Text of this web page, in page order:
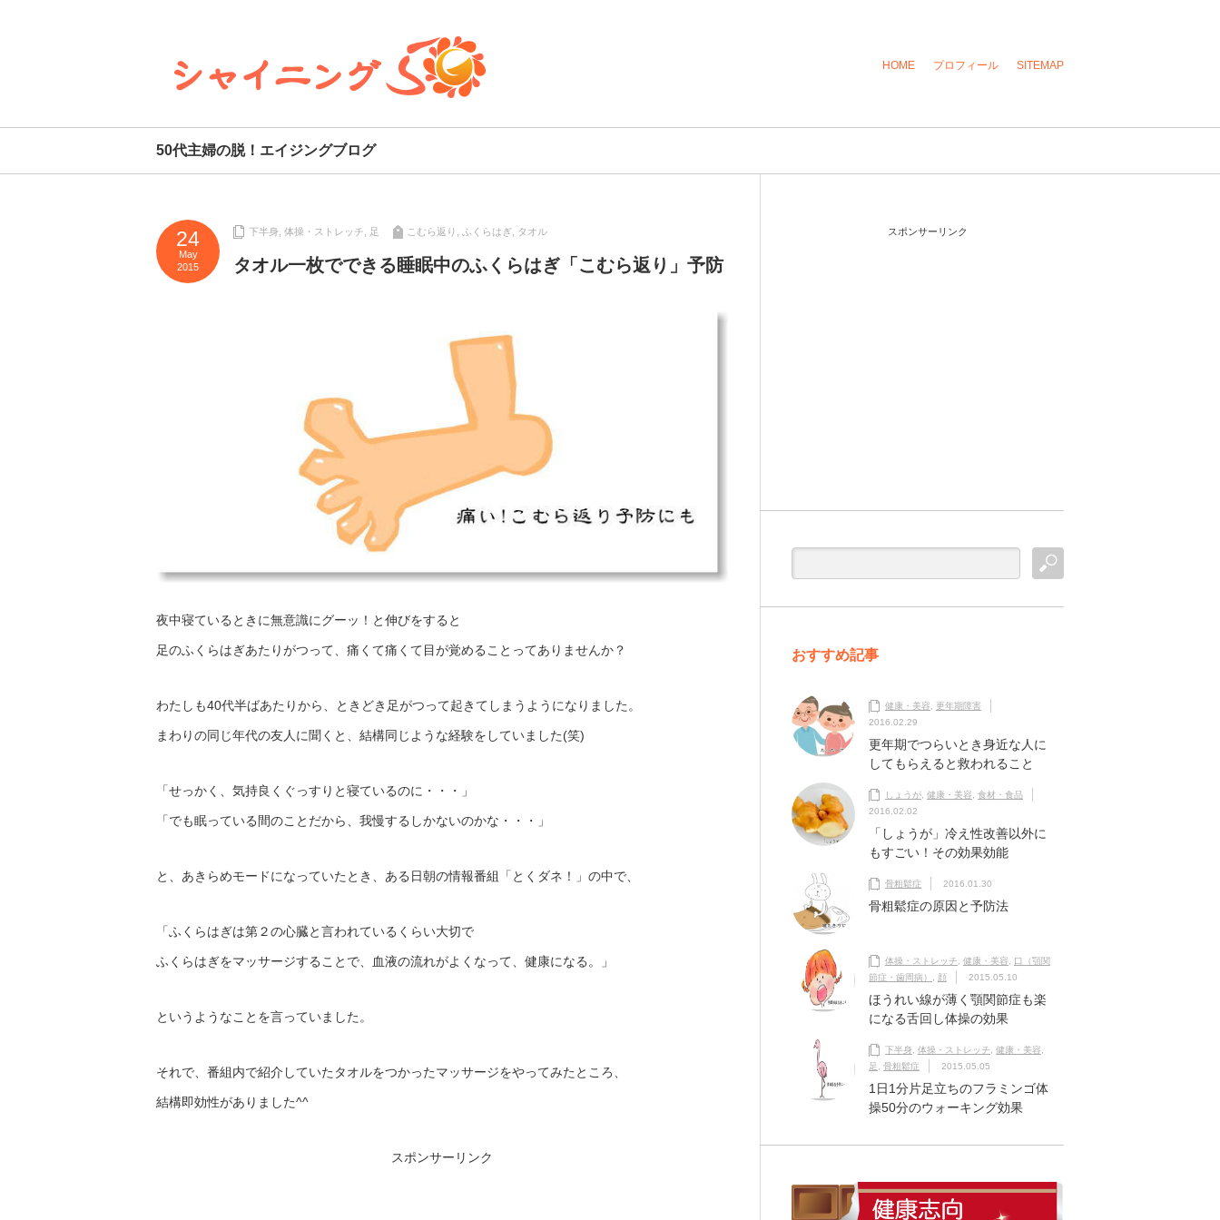
HOME プロフィール SITEMAP
50代主婦の脱！エイジングブログ
24
May
2015
下半身 体操・ストレッチ 足 こむら返り ふくらはぎ タオル
タオル一枚でできる睡眠中のふくらはぎ「こむら返り」予防
夜中寝ているときに無意識にグーッ！と伸びをすると
足のふくらはぎあたりがつって、痛くて痛くて目が覚めることってありませんか？
わたしも40代半ばあたりから、ときどき足がつって起きてしまうようになりました。
まわりの同じ年代の友人に聞くと、結構同じような経験をしていました(笑)
「せっかく、気持良くぐっすりと寝ているのに・・・」
「でも眠っている間のことだから、我慢するしかないのかな・・・」
と、あきらめモードになっていたとき、ある日朝の情報番組「とくダネ！」の中で、
「ふくらはぎは第２の心臓と言われているくらい大切で
ふくらはぎをマッサージすることで、血液の流れがよくなって、健康になる。」
というようなことを言っていました。
それで、番組内で紹介していたタオルをつかったマッサージをやってみたところ、
結構即効性がありました^^
スポンサーリンク
スポンサーリンク
おすすめ記事
健康・美容
更年期障害
2016.02.29
更年期でつらいとき身近な人に
してもらえると救われること
しょうが 健康・美容
食材・食品
2016.02.02
「しょうが」冷え性改善以外に
もすごい！その効果効能
骨粗鬆症 2016.01.30
骨粗鬆症の原因と予防法
体操・ストレッチ 健康・美容
口（顎関
節症・歯周病）
顔 2015.05.10
ほうれい線が薄く顎関節症も楽
になる舌回し体操の効果
下半身 体操・ストレッチ 健康・美容
足
骨粗鬆症 2015.05.05
1日1分片足立ちのフラミンゴ体
操50分のウォーキング効果